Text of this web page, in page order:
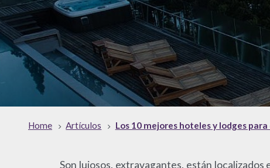
Home Artículos Los 10 mejores hoteles y lodges
Son lujosos, extravagantes, están